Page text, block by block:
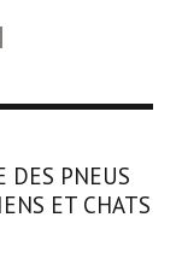
DES PNEUS
ET CHATS